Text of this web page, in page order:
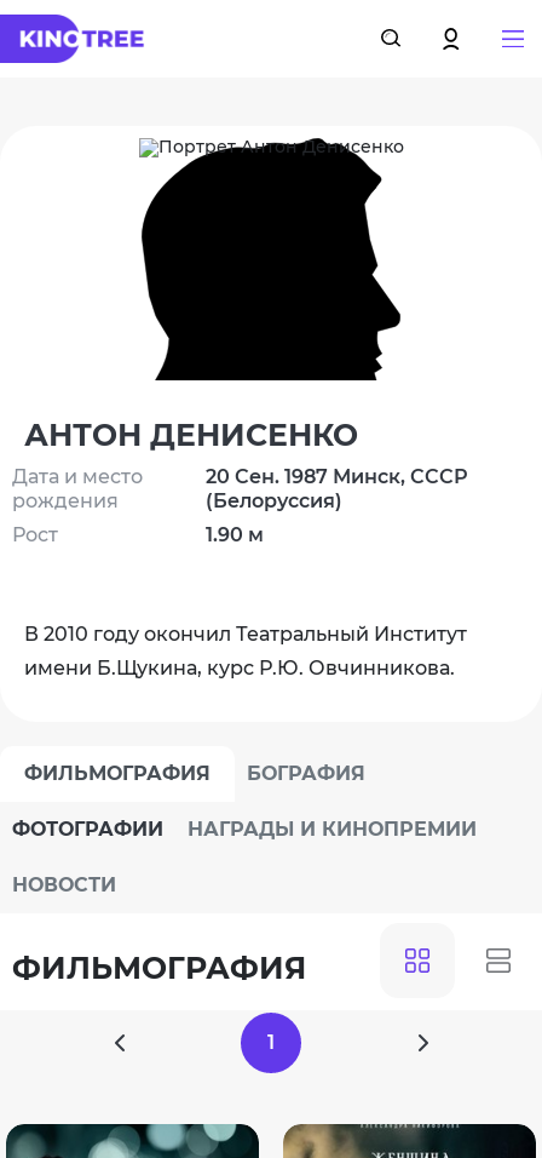
АНТОН ДЕНИСЕНКО
Дата и место
рождения
Рост
20 Сен. 1987 Минск, СССР
(Белоруссия)
1.90 м
В 2010 году окончил Театральный Институт
имени Б.Щукина, курс Р.Ю. Овчинникова.
ФИЛЬМОГРАФИЯ БОГРАФИЯ
ФОТОГРАФИИ НАГРАДЫ И КИНОПРЕМИИ
НОВОСТИ
ФИЛЬМОГРАФИЯ
1